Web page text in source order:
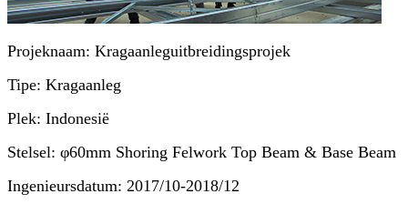
Projeknaam: Kragaanleguitbreidingsprojek
Tipe: Kragaanleg
Plek: Indonesië
Stelsel: φ60mm Shoring Felwork Top Beam & Base Beam
Ingenieursdatum: 2017/10-2018/12